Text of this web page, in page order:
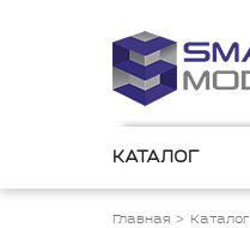
КАТАЛОГ
Главная Каталог